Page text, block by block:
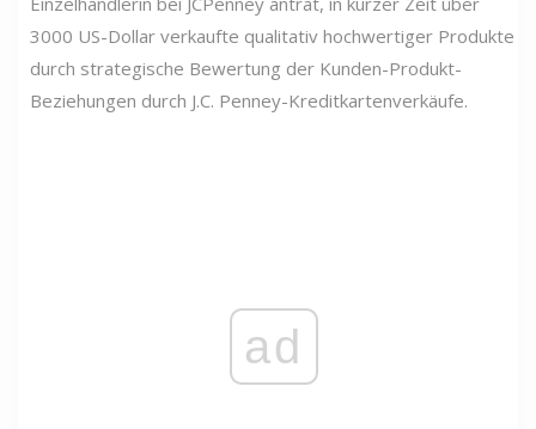
3000 US-Dollar verkaufte qualitativ hochwertiger Produkte
durch strategische Bewertung der Kunden-Produkt-
Beziehungen durch J.C. Penney-Kreditkartenverkäufe.
ad